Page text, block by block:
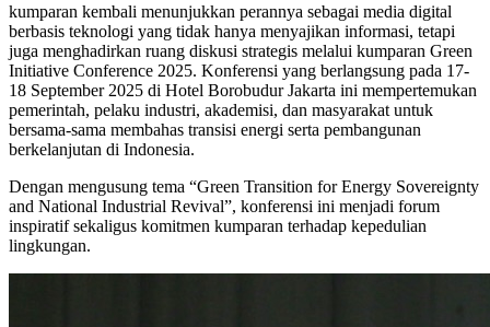
kumparan kembali menunjukkan perannya sebagai media digital
berbasis teknologi yang tidak hanya menyajikan informasi, tetapi
juga menghadirkan ruang diskusi strategis melalui kumparan Green
Initiative Conference 2025. Konferensi yang berlangsung pada 17-
18 September 2025 di Hotel Borobudur Jakarta ini mempertemukan
pemerintah, pelaku industri, akademisi, dan masyarakat untuk
bersama-sama membahas transisi energi serta pembangunan
berkelanjutan di Indonesia.
Dengan mengusung tema “Green Transition for Energy Sovereignty
and National Industrial Revival”, konferensi ini menjadi forum
inspiratif sekaligus komitmen kumparan terhadap kepedulian
lingkungan.